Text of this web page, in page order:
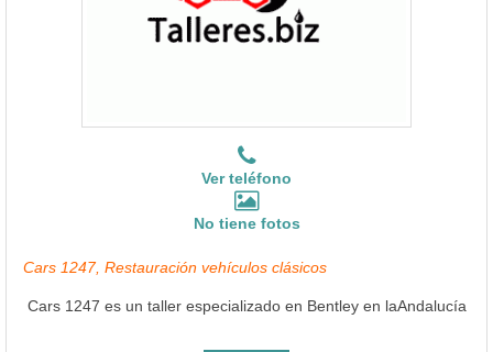
Ver teléfono
No tiene fotos
Cars 1247, Restauración vehículos clásicos
Cars 1247 es un taller especializado en Bentley en laAndalucía